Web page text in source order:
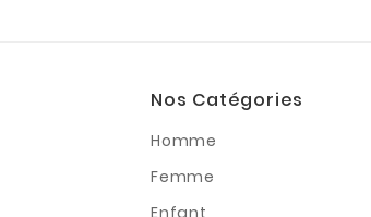
Nos Catégories
Homme
Femme